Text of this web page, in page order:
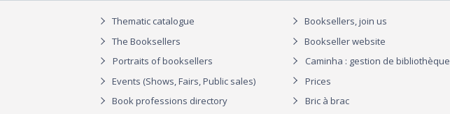
Thematic catalogue
The Booksellers
Portraits of booksellers
Events (Shows, Fairs, Public sales)
Book professions directory
Booksellers, join us
Bookseller website
Caminha : gestion de bibliothèque
Prices
Bric à brac